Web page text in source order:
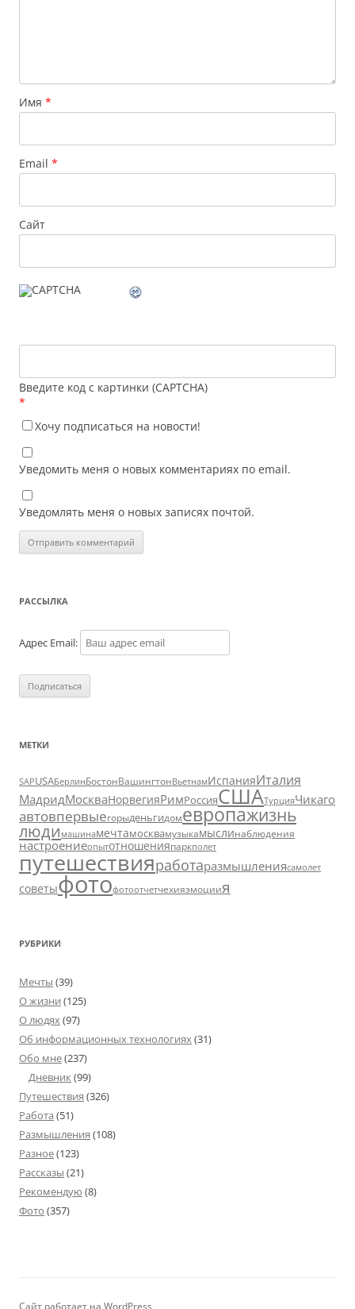
Имя *
Email *
Сайт
Введите код с картинки (CAPTCHA)
*
Хочу подписаться на новости!
Уведомить меня о новых комментариях по email.
Уведомлять меня о новых записях почтой.
РАССЫЛКА
Адрес Email:
МЕТКИ
SAPUSAБерлинБостонВашингтонВьетнамИспанияИталия
МадридМоскваНорвегияРимРоссияСШАТурцияЧикаго
автовпервыегорыденьгидомевропажизнь
люди машинамечтамосквамузыкамыслинаблюдения
настроениеопытотношенияпаркполет
путешествияработаразмышлениясамолет
советыфотофотоотчетчехияэмоциия
РУБРИКИ
Мечты (39)
О жизни (125)
О людях(97)
Об информационных технологиях(31)
Обо мне(237)
Дневник(99)
Путешествия (326)
Работа (51)
Размышления (108)
Разное(123)
Рассказы (21)
Рекомендую (8)
Фото (357)
Сайт работает на WordPress